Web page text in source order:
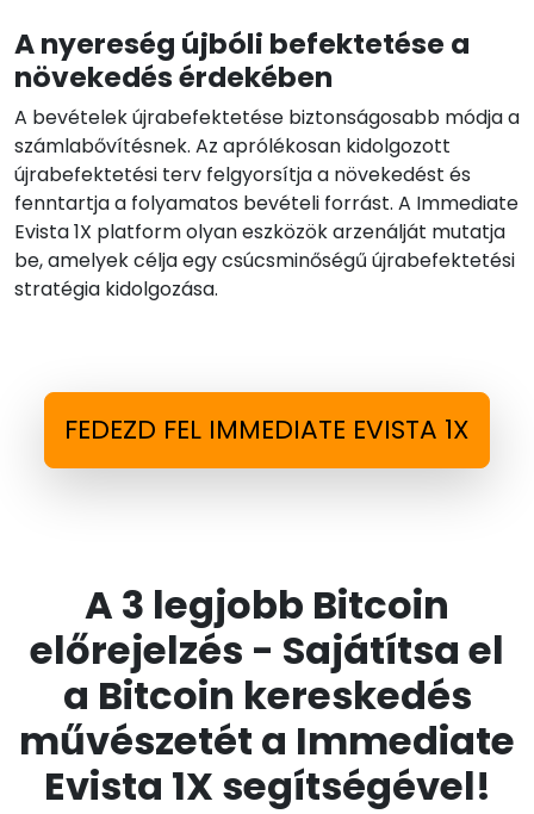
A nyereség újbóli befektetése a
növekedés érdekében
A bevételek újrabefektetése biztonságosabb módja a
számlabővítésnek. Az aprólékosan kidolgozott
újrabefektetési terv felgyorsítja a növekedést és
fenntartja a folyamatos bevételi forrást. A Immediate
Evista 1X platform olyan eszközök arzenálját mutatja
be, amelyek célja egy csúcsminőségű újrabefektetési
stratégia kidolgozása.
FEDEZD FEL IMMEDIATE EVISTA 1X
A 3 legjobb Bitcoin
előrejelzés - Sajátítsa el
a Bitcoin kereskedés
művészetét a Immediate
Evista 1X segítségével!